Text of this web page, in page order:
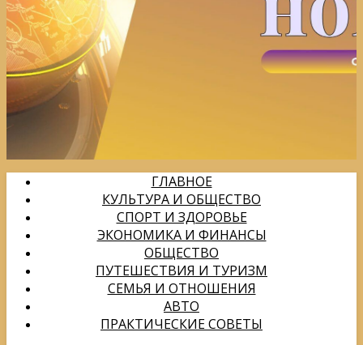
ГЛАВНОЕ
КУЛЬТУРА И ОБЩЕСТВО
СПОРТ И ЗДОРОВЬЕ
ЭКОНОМИКА И ФИНАНСЫ
ОБЩЕСТВО
ПУТЕШЕСТВИЯ И ТУРИЗМ
СЕМЬЯ И ОТНОШЕНИЯ
АВТО
ПРАКТИЧЕСКИЕ СОВЕТЫ